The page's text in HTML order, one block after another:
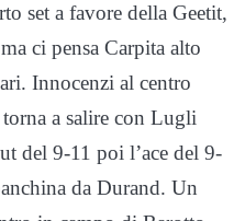
set a favore della Geetit,
ci pensa Carpita alto
Innocenzi al centro
a salire con Lugli
del 9-11 poi l’ace del 9-
da Durand. Un